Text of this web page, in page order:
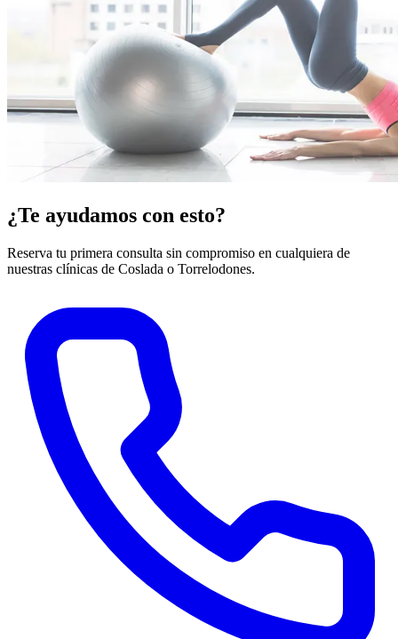
¿Te ayudamos con esto?
Reserva tu primera consulta sin compromiso en cualquiera de
nuestras clínicas de Coslada o Torrelodones.